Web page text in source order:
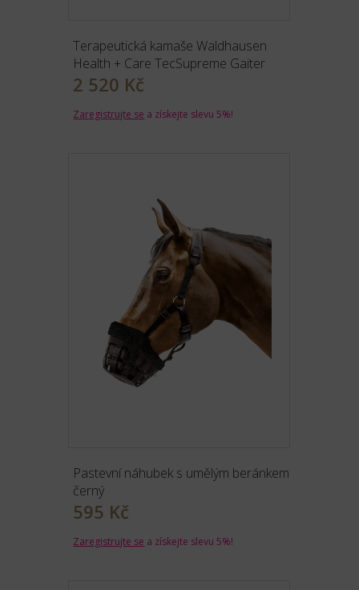
Terapeutická kamaše Waldhausen
Health + Care TecSupreme Gaiter
2 520 Kč
Zaregistrujte se a získejte slevu 5%!
Pastevní náhubek s umělým beránkem
černý
595 Kč
Zaregistrujte se a získejte slevu 5%!